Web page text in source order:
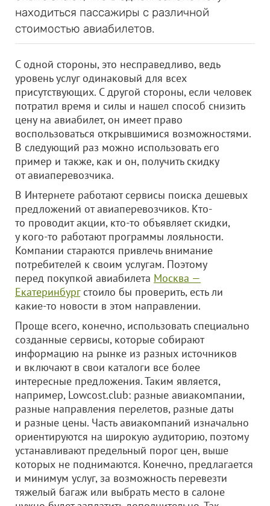
находиться пассажиры с различной
стоимостью авиабилетов.
С одной стороны, это несправедливо, ведь
уровень услуг одинаковый для всех
присутствующих. С другой стороны, если человек
потратил время и силы и нашел способ снизить
цену на авиабилет, он имеет право
воспользоваться открывшимися возможностями.
В следующий раз можно использовать его
пример и также, как и он, получить скидку
от авиаперевозчика.
В Интернете работают сервисы поиска дешевых
предложений от авиаперевозчиков. Кто-
то проводит акции, кто-то объявляет скидки,
у кого-то работают программы лояльности.
Компании стараются привлечь внимание
потребителей к своим услугам. Поэтому
перед покупкой авиабилета Москва —
Екатеринбургстоило бы проверить, есть ли
какие-то новости в этом направлении.
Проще всего, конечно, использовать специально
созданные сервисы, которые собирают
информацию на рынке из разных источников
и включают в свои каталоги все более
интересные предложения. Таким является,
например, Lowcost.club: разные авиакомпании,
разные направления перелетов, разные даты
и разные цены. Часть авиакомпаний изначально
ориентируются на широкую аудиторию, поэтому
устанавливают предельный порог цен, выше
которых не поднимаются. Конечно, предлагается
и минимум услуг, за возможность перевезти
тяжелый багаж или выбрать место в салоне